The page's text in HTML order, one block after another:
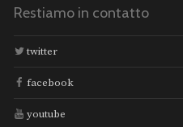
Restiamo in contatto
twitter
facebook
youtube